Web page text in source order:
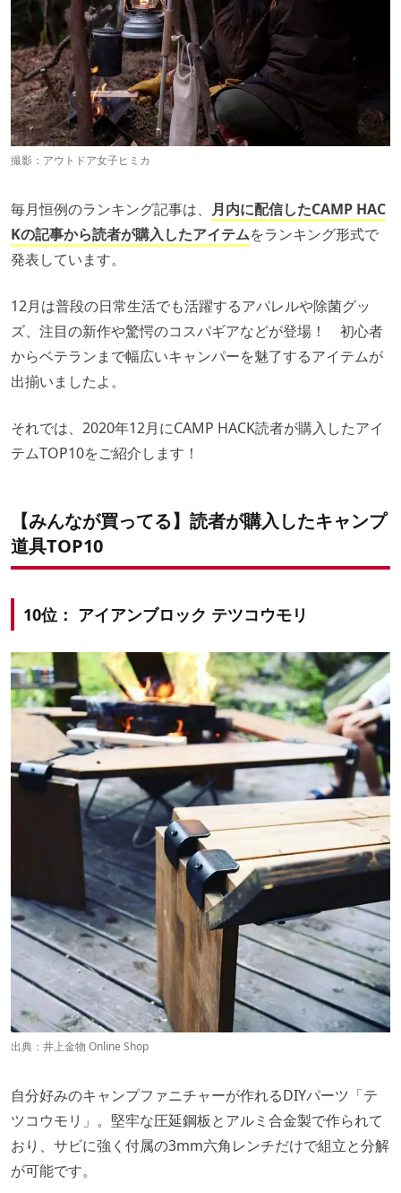
撮影：アウトドア女子ヒミカ
毎月恒例のランキング記事は、 月内に配信したCAMP HAC
Kの記事から読者が購入したアイテムをランキング形式で
発表しています。
12月は普段の日常生活でも活躍するアパレルや除菌グッ
ズ、注目の新作や驚愕のコスパギアなどが登場！ 初心者
からベテランまで幅広いキャンパーを魅了するアイテムが
出揃いましたよ。
それでは、2020年12月にCAMP HACK読者が購入したアイ
テムTOP10をご紹介します！
【みんなが買ってる】読者が購入したキャンプ
道具TOP10
10位： アイアンブロック テツコウモリ
出典： 井上金物 Online Shop
自分好みのキャンプファニチャーが作れるDIYパーツ「テ
ツコウモリ」。堅牢な圧延鋼板とアルミ合金製で作られて
おり、サビに強く付属の3mm六角レンチだけで組立と分解
が可能です。